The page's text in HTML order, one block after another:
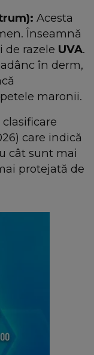
Acesta
Înseamnă
de razele UVA.
în derm,
maronii.
care indică
cât sunt mai
protejată de